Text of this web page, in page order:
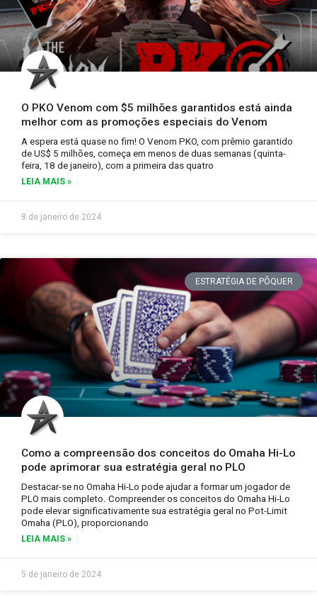
O PKO Venom com $5 milhões garantidos está ainda
melhor com as promoções especiais do Venom
A espera está quase no fim! O Venom PKO, com prêmio garantido
de US$ 5 milhões, começa em menos de duas semanas (quinta-
feira, 18 de janeiro), com a primeira das quatro
LEIA MAIS »
8 de janeiro de 2024
ESTRATÉGIA DE PÔQUER
Como a compreensão dos conceitos do Omaha Hi-Lo
pode aprimorar sua estratégia geral no PLO
Destacar-se no Omaha Hi-Lo pode ajudar a formar um jogador de
PLO mais completo. Compreender os conceitos do Omaha Hi-Lo
pode elevar significativamente sua estratégia geral no Pot-Limit
Omaha (PLO), proporcionando
LEIA MAIS »
5 de janeiro de 2024